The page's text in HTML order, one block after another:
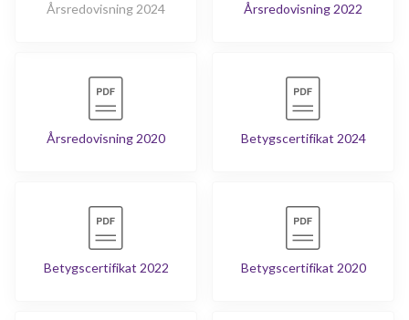
Årsredovisning 2024 Årsredovisning 2022
Årsredovisning 2020 Betygscertifikat 2024
Betygscertifikat 2022 Betygscertifikat 2020